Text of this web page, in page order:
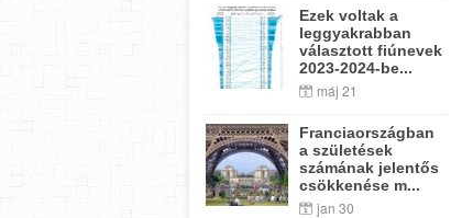
Ezek voltak a
leggyakrabban
választott fiúnevek
2023-2024-be...
máj 21
Franciaországban
a születések
számának jelentős
csökkenése m...
jan 30